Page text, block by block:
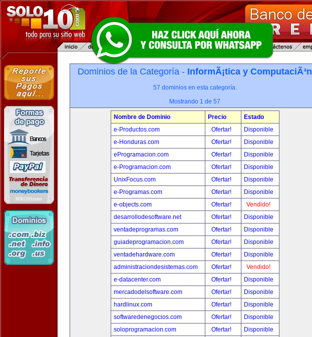
Dominios de la Categoría - InformÃ¡tica y ComputaciÃ³n
57 dominios en esta categoría.
Mostrando 1 de 57
Nombre de Dominio Precio
Estado
e-Productos.com
Ofertar!
Disponible
e-Honduras.com
Ofertar!
Disponible
eProgramacion.com
Ofertar!
Disponible
e-Programacion.com
Ofertar!
Disponible
UnixFocus.com
Ofertar!
Disponible
e-Programas.com
Ofertar!
Disponible
e-objects.com
Ofertar!
Vendido!
desarrollodesoftware.net
Ofertar!
Disponible
ventadeprogramas.com
Ofertar!
Disponible
guiadeprogramacion.com
Ofertar!
Disponible
ventadehardware.com
Ofertar!
Disponible
administraciondesistemas.com
Ofertar!
Vendido!
e-datacenter.com
Ofertar!
Disponible
mercadodelsoftware.com
Ofertar!
Disponible
hardlinux.com
Ofertar!
Disponible
softwaredenegocios.com
Ofertar!
Disponible
soloprogramacion.com
Ofertar!
Disponible